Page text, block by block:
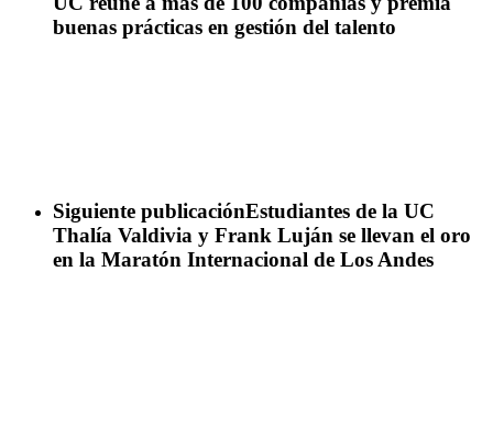
buenas prácticas en gestión del talento
Siguiente publicaciónEstudiantes de la UC
Thalía Valdivia y Frank Luján se llevan el oro
en la Maratón Internacional de Los Andes